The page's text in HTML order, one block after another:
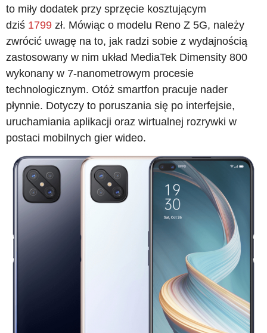
to miły dodatek przy sprzęcie kosztującym
dziś 1799 zł. Mówiąc o modelu Reno Z 5G, należy
zwrócić uwagę na to, jak radzi sobie z wydajnością
zastosowany w nim układ MediaTek Dimensity 800
wykonany w 7-nanometrowym procesie
technologicznym. Otóż smartfon pracuje nader
płynnie. Dotyczy to poruszania się po interfejsie,
uruchamiania aplikacji oraz wirtualnej rozrywki w
postaci mobilnych gier wideo.